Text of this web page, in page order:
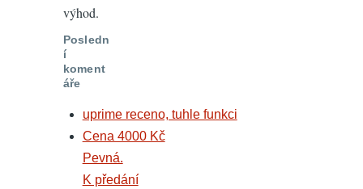
výhod.
Posledn
í
koment
áře
uprime receno, tuhle funkci
Cena 4000 Kč
Pevná.
K předání